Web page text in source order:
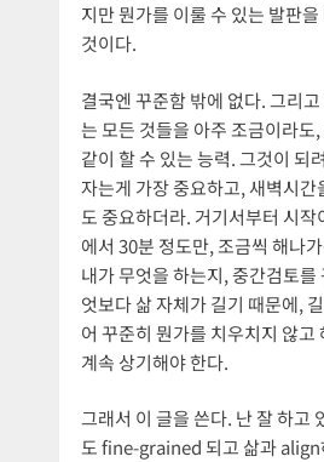
지만 뭔가를 이룰 수 있는 발판
것이다.
결국엔 꾸준함 밖에 없다. 그리
는 모든 것들을 아주 조금이라도
같이 할 수 있는 능력. 그것이 되
자는게 가장 중요하고, 새벽시간
도 중요하더라. 거기서부터 시작
에서 30분 정도만, 조금씩 해나
내가 무엇을 하는지, 중간검토를
엇보다 삶 자체가 길기 때문에,
어 꾸준히 뭔가를 치우치지 않고
계속 상기해야 한다.
그래서 이 글을 쓴다. 난 잘 하고
도 fine-grained 되고 삶과 align